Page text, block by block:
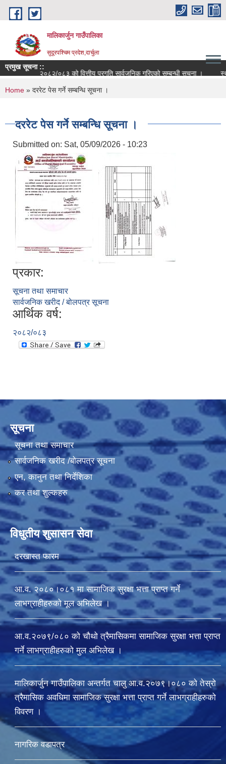
Skip to main content
मालिकार्जुन गाउँपालिका
सुदूरपश्चिम प्रदेश,दार्चुला
प्रमुख सूचना ::
आ.व. २०८२/०८३ को वित्तीय प्रगति सार्वजनिक गरिएको सम्बन्धी सूचना ।
You are here
Home » दररेट पेस गर्ने सम्बन्धि सूचना ।
दररेट पेस गर्ने सम्बन्धि सूचना ।
Submitted on: Sat, 05/09/2026 - 10:23
प्रकार:
सूचना तथा समाचार
सार्वजनिक खरीद / बोलपत्र सूचना
आर्थिक वर्ष:
२०८२/०८३
सूचना
सूचना तथा समाचार
सार्वजनिक खरीद /बोलपत्र सूचना
एन, कानुन तथा निर्देशिका
कर तथा शुल्कहरु
विधुतीय शुसासन सेवा
दरखास्त फारम
आ.व. २०८०।०८१ मा सामाजिक सुरक्षा भत्ता प्राप्त गर्ने
लाभग्राहीहरुको मूल अभिलेख ।
आ.व.२०७९/०८० को चौथो त्रैमासिकमा सामाजिक सुरक्षा भत्ता प्राप्त
गर्ने लाभग्राहीहरुको मुल अभिलेख ।
मालिकार्जुन गाउँपालिका अन्तर्गत चालु आ‍.व.२०७९।०८० को तेस्रो
त्रैमासिक अवधिमा सामाजिक सुरक्षा भत्ता प्राप्त गर्ने लाभग्राहीहरुको
विवरण ।
नागरिक वडापत्र